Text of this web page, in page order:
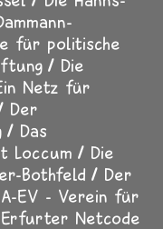
für politische
Die
Netz für
Der
Das
Loccum
Die
Bothfeld
Der
EV - Verein für
Netcode